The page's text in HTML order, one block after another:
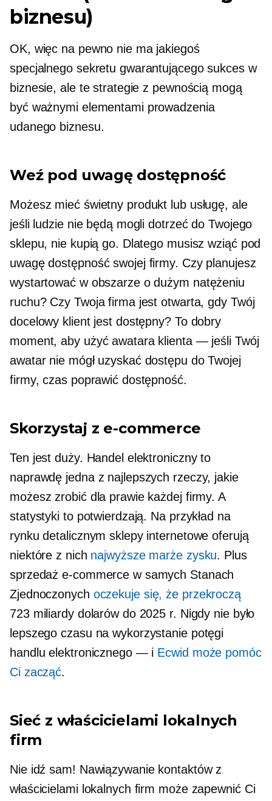
biznesu)
OK, więc na pewno nie ma jakiegoś
specjalnego sekretu gwarantującego sukces w
biznesie, ale te strategie z pewnością mogą
być ważnymi elementami prowadzenia
udanego biznesu.
Weź pod uwagę dostępność
Możesz mieć świetny produkt lub usługę, ale
jeśli ludzie nie będą mogli dotrzeć do Twojego
sklepu, nie kupią go. Dlatego musisz wziąć pod
uwagę dostępność swojej firmy. Czy planujesz
wystartować w obszarze o dużym natężeniu
ruchu? Czy Twoja firma jest otwarta, gdy Twój
docelowy klient jest dostępny? To dobry
moment, aby użyć awatara klienta — jeśli Twój
awatar nie mógł uzyskać dostępu do Twojej
firmy, czas poprawić dostępność.
Skorzystaj z e-commerce
Ten jest duży. Handel elektroniczny to
naprawdę jedna z najlepszych rzeczy, jakie
możesz zrobić dla prawie każdej firmy. A
statystyki to potwierdzają. Na przykład na
rynku detalicznym sklepy internetowe oferują
niektóre z nich najwyższe marże zysku. Plus
sprzedaż e-commerce w samych Stanach
Zjednoczonych oczekuje się, że przekroczą
723 miliardy dolarów do 2025 r. Nigdy nie było
lepszego czasu na wykorzystanie potęgi
handlu elektronicznego — i Ecwid może pomóc
Ci zacząć.
Sieć z właścicielami lokalnych
firm
Nie idź sam! Nawiązywanie kontaktów z
właścicielami lokalnych firm może zapewnić Ci